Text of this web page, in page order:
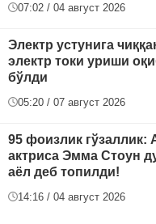
07:02 / 04 август 2026
Электр устунига
электр токи уриши
бўлди
05:20 / 07 август 2026
95 фоизлик гўзаллик:
актриса Эмма Стоун
аёл деб топилди!
14:16 / 04 август 2026